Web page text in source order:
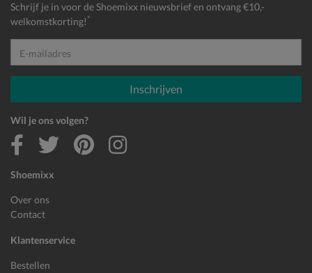
Shoemixx
Over ons
Contact
Klantenservice
Bestellen
Schrijf je in voor de Shoemixx nieuwsbrief en ontvang €10,-
welkomstkorting! *
E-mailadres
Inschrijven
Wil je ons volgen?